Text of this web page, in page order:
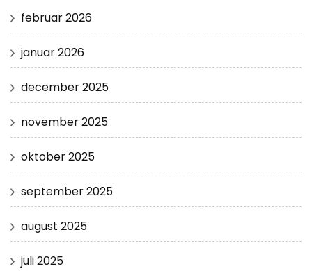
februar 2026
januar 2026
december 2025
november 2025
oktober 2025
september 2025
august 2025
juli 2025